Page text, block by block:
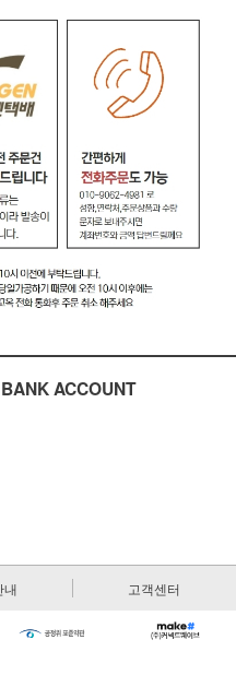
BANK ACCOUNT
내 고객센터